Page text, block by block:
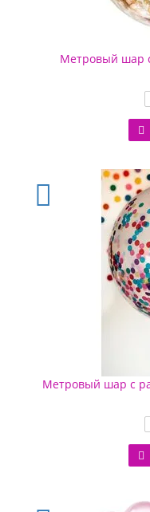
Метровый шар
Метровый шар с